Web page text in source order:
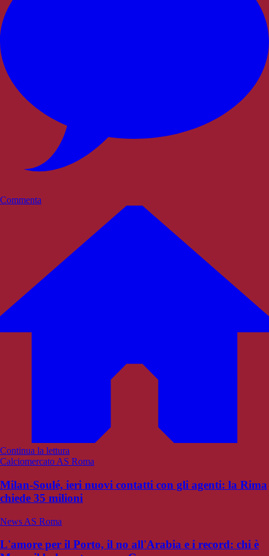
Commenta
Continua la lettura
Calciomercato AS Roma
Milan-Soulé, ieri nuovi contatti con gli agenti: la Rima
chiede 35 milioni
News AS Roma
L'amore per il Porto, il no all'Arabia e i record: chi è